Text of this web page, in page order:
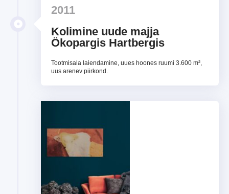
2011
Kolimine uude majja
Ökopargis Hartbergis
Tootmisala laiendamine, uues hoones ruumi 3.600 m²,
uus arenev piirkond.